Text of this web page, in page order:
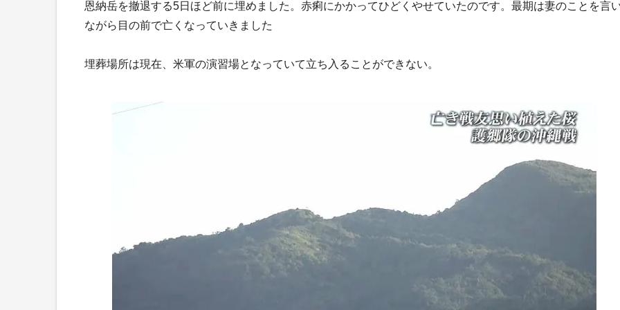
恩納岳を撤退する5日ほど前に埋めました。赤痢にかかってひどくやせていたのです。最期は妻のことを言
ながら目の前で亡くなっていきました
埋葬場所は現在、米軍の演習場となっていて立ち入ることができない。